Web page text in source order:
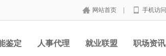
网站首页 手机访问
鉴定 人事代理 就业联盟 职场资讯